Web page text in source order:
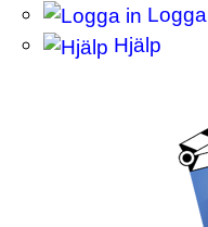
Hjälp